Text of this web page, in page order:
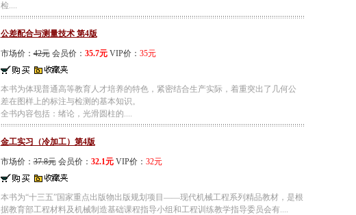
检....
公差配合与测量技术 第4版
市场价：42元会员价： 35.7元VIP价： 35元
本书为体现普通高等教育人才培养的特色，紧密结合生产实际，着重突出了几何公
差在图样上的标注与检测的基本知识。
全书内容包括：绪论，光滑圆柱的....
金工实习（冷加工）第4版
市场价：37.8元会员价： 32.1元VIP价： 32元
本书为“十三五”国家重点出版物出版规划项目——现代机械工程系列精品教材，是根
据教育部工程材料及机械制造基础课程指导小组和工程训练教学指导委员会有....